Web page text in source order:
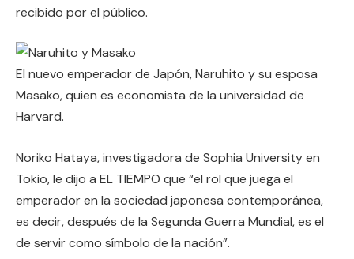
recibido por el público.
El nuevo emperador de Japón, Naruhito y su esposa
Masako, quien es economista de la universidad de
Harvard.
Noriko Hataya, investigadora de Sophia University en
Tokio, le dijo a EL TIEMPO que “el rol que juega el
emperador en la sociedad japonesa contemporánea,
es decir, después de la Segunda Guerra Mundial, es el
de servir como símbolo de la nación”.